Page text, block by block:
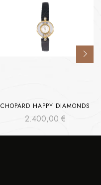
CHOPARD HAPPY DIAMONDS
2.400,00 €